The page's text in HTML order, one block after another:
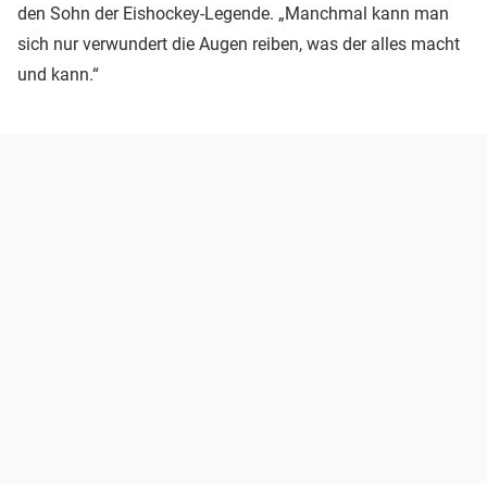
den Sohn der Eishockey-Legende. „Manchmal kann man
sich nur verwundert die Augen reiben, was der alles macht
und kann.“